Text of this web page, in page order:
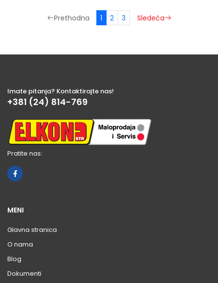
Prethodna 1 2 3 Sledeća
Imate pitanja? Kontaktirajte nas!
+381 (24) 814-769
Pratite nas:
MENI
Glavna stranica
O nama
Blog
Dokumenti